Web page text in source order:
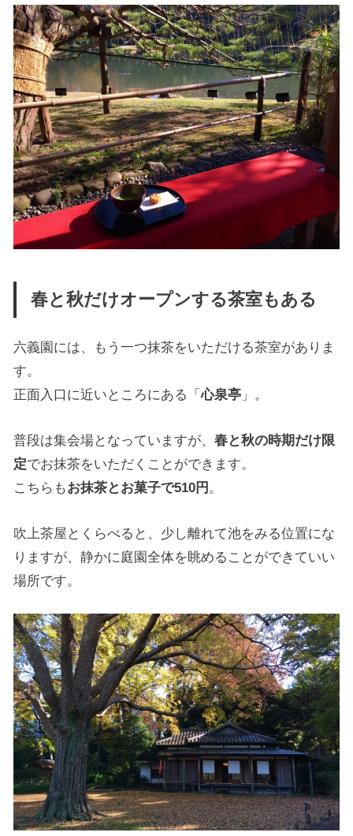
春と秋だけオープンする茶室もある
六義園には、もう一つ抹茶をいただける茶室がありま
す。
正面入口に近いところにある「心泉亭 」。
普段は集会場となっていますが、春と秋の時期だけ限
定でお抹茶をいただくことができます。
こちらもお抹茶とお菓子で510円 。
吹上茶屋とくらべると、少し離れて池をみる位置にな
りますが、静かに庭園全体を眺めることができていい
場所です。